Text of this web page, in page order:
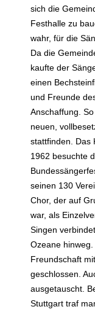
sich die
Festhalle zu
wahr, für die
Da die
kaufte der
einen
und Freunde
Anschaffung.
neuen,
stattfinden. Das
1962 besuchte
seinen 130
Chor, der auf
war, als
Singen
Ozeane
Freundschaft
geschlossen.
ausgetauscht.
Stuttgart traf